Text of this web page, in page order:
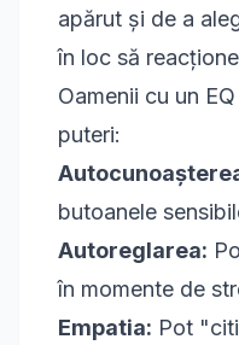
apărut și de a
în loc să
Oamenii cu un
puteri:
butoanele
Autoreglarea:
în momente de
Empatia: Pot